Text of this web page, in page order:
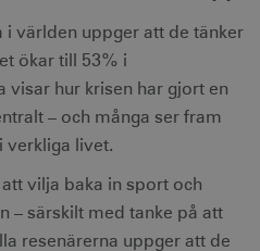
i världen uppger att de tänker
ökar till 53% i
visar hur krisen har gjort en
– och många ser fram
verkliga livet.
vilja baka in sport och
– särskilt med tanke på att
resenärerna uppger att de